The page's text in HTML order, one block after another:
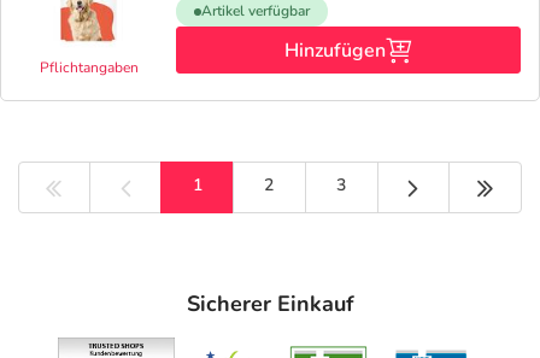
Pflichtangaben
Artikel verfügbar
Hinzufügen
1 2 3 Nächste Seite
Sicherer Einkauf